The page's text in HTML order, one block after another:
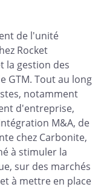
de l'unité
Rocket
la gestion des
GTM. Tout au long
notamment
d'entreprise,
M&A, de
chez Carbonite,
à stimuler la
sur des marchés
à mettre en place